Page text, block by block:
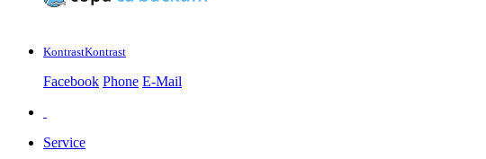
KontrastKontrast
Facebook Phone E-Mail
Service